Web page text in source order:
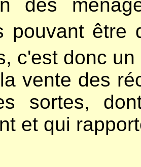
des
pouvant
c'est donc
vente des
sortes,
et qui